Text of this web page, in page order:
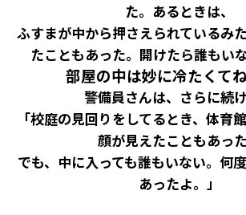
た。あるときは、
ふすまが中から押さえられているみ
たこともあった。開けたら誰もい
部屋の中は妙に冷たくて
警備員さんは、さらに続け
「校庭の見回りをしてるとき、体育
顔が見えたこともあった
でも、中に入っても誰もいない。何
あったよ。」